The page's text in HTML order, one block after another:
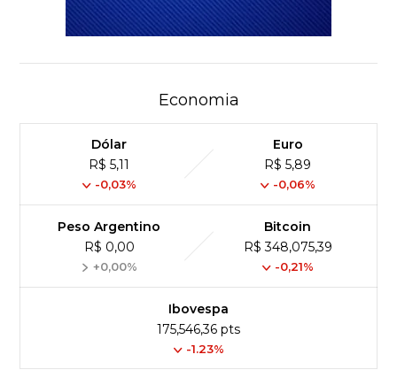
Economia
Dólar
R$ 5,11
-0,03%
Euro
R$ 5,89
-0,06%
Peso Argentino
R$ 0,00
+0,00%
Bitcoin
R$ 348,075,39
-0,21%
Ibovespa
175,546,36 pts
-1.23%